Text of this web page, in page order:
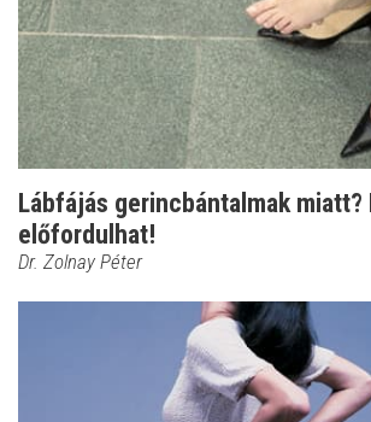
Lábfájás gerincbántalmak miatt?
előfordulhat!
Dr. Zolnay Péter